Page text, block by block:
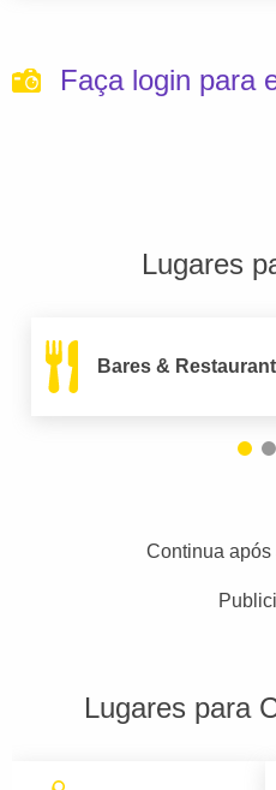
Faça login para
Lugares
Bares &
Continua
Lugares para